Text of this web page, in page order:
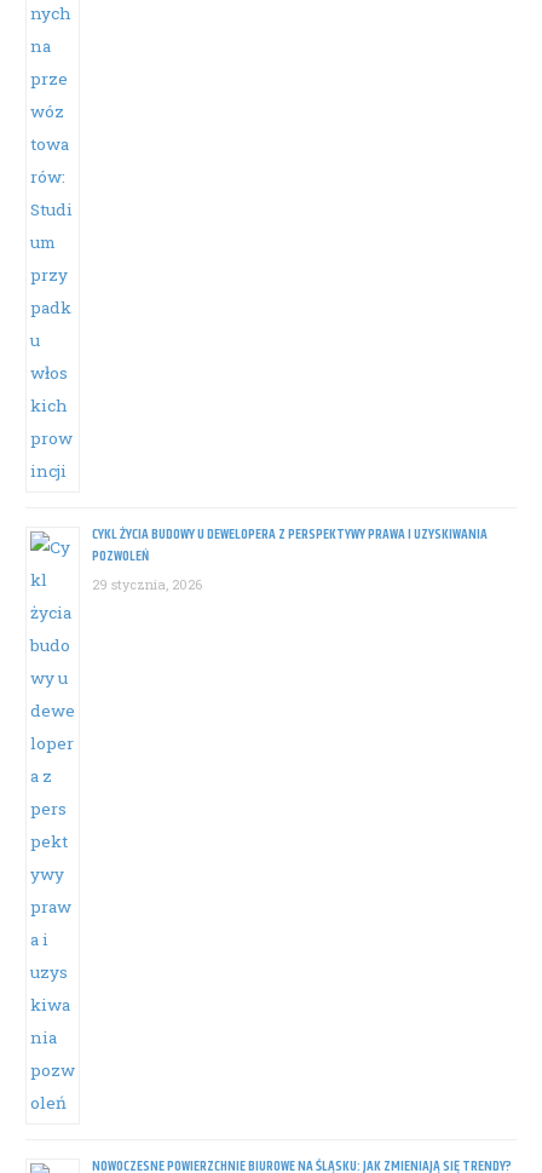
CYKL ŻYCIA BUDOWY U DEWELOPERA Z PERSPEKTYWY PRAWA I UZYSKIWANIA
POZWOLEŃ
29 stycznia, 2026
NOWOCZESNE POWIERZCHNIE BIUROWE NA ŚLĄSKU: JAK ZMIENIAJĄ SIĘ TRENDY?